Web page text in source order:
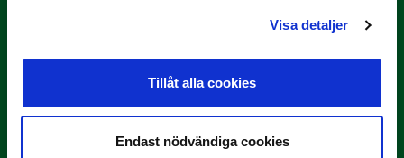
Visa detaljer
Tillåt alla cookies
Endast nödvändiga cookies
Lagerlöf tar över i Sandvikens IF
Tillbaka i hetluften…